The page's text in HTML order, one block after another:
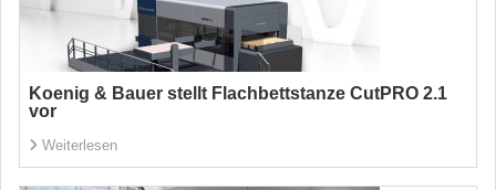
Koenig & Bauer stellt Flachbettstanze CutPRO 2.1
vor
Weiterlesen